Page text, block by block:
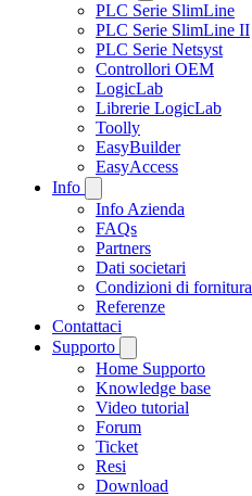
PLC Serie SlimLine
PLC Serie SlimLine II
PLC Serie Netsyst
Controllori OEM
LogicLab
Librerie LogicLab
Toolly
EasyBuilder
EasyAccess
Info
Info Azienda
FAQs
Partners
Dati societari
Condizioni di fornitura
Referenze
Contattaci
Supporto
Home Supporto
Knowledge base
Video tutorial
Forum
Ticket
Resi
Download